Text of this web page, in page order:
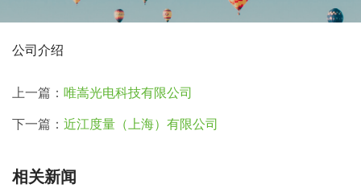
公司介绍
上一篇： 唯嵩光电科技有限公司
下一篇： 近江度量（上海）有限公司
相关新闻